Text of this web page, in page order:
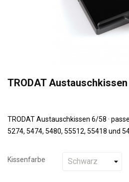
TRODAT
TRODAT Austauschkissen 6/58 ·
5274, 5474, 5480, 55512, 55418 und
Kissenfarbe